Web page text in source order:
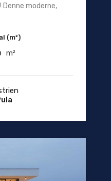
moderne,
(m²)
m²